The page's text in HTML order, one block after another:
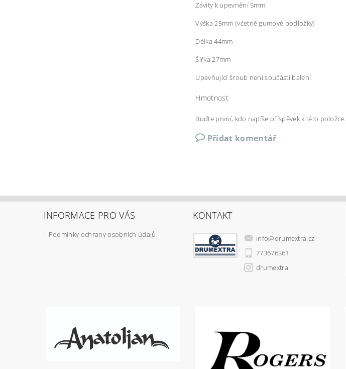
Závity k upevnění 5mm
Výška 25mm (včetně gumové podložky)
Délka 44mm
Šířka 27mm
Upevňující šroub není součástí balení
Hmotnost
Buďte první, kdo napíše příspěvek k této položce.
Přidat komentář
INFORMACE PRO VÁS
Podmínky ochrany osobních údajů
KONTAKT
info@drumextra.cz
773676361
drumextra